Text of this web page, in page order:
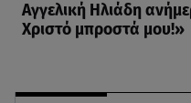
Αγγελική Ηλιάδη
Χριστό μπροστά μου!»